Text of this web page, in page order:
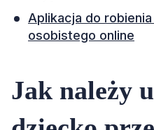
Aplikacja do
osobistego online
Jak należy